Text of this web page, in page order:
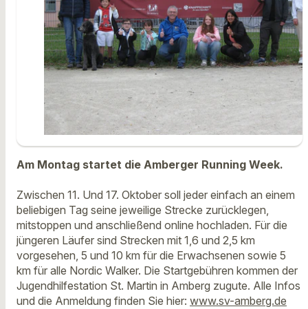
Am Montag startet die Amberger Running Week.
Zwischen 11. Und 17. Oktober soll jeder einfach an einem
beliebigen Tag seine jeweilige Strecke zurücklegen,
mitstoppen und anschließend online hochladen. Für die
jüngeren Läufer sind Strecken mit 1,6 und 2,5 km
vorgesehen, 5 und 10 km für die Erwachsenen sowie 5
km für alle Nordic Walker. Die Startgebühren kommen der
Jugendhilfestation St. Martin in Amberg zugute. Alle Infos
und die Anmeldung finden Sie hier: www.sv-amberg.de